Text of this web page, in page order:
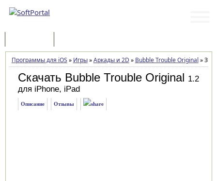
Программы для iOS » Игры»Аркады и 2D » Bubble Trouble Original »
Скачать Bubble Trouble Original 1.2
для iPhone, iPad
Описание Отзывы